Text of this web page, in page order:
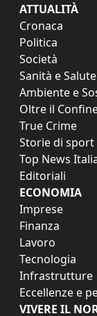
ATTUALITÀ
Cronaca
Politica
Società
Sanità e Salute
Ambiente e
Oltre il
True Crime
Storie di sport
Top News
Editoriali
ECONOMIA
Imprese
Finanza
Lavoro
Tecnologia
Infrastrutture
Eccellenze e
VIVERE IL